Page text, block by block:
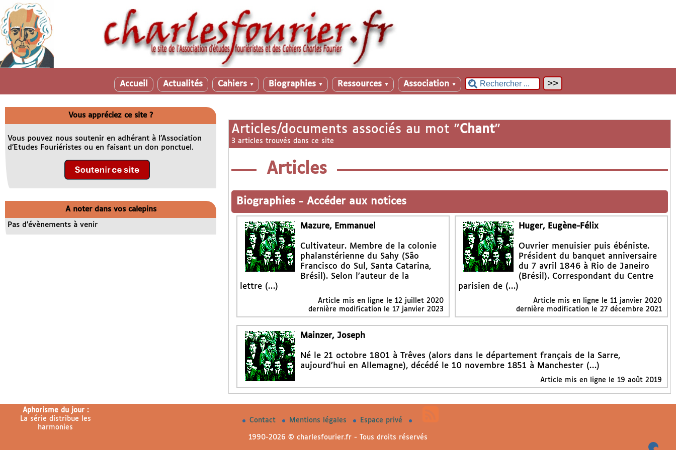
Accueil Actualités Cahiers ▼ Biographies ▼ Ressources ▼ Association ▼
Articles/documents associés au mot "Chant"
3 articles trouvés dans ce site
Articles
Biographies - Accéder aux notices
Mazure, Emmanuel
Cultivateur. Membre de la colonie
phalanstérienne du Sahy (São
Francisco do Sul, Santa Catarina,
Brésil). Selon l’auteur de la
lettre (…)
Article mis en ligne le 12 juillet 2020
dernière modification le 17 janvier 2023
Huger, Eugène-Félix
Ouvrier menuisier puis ébéniste.
Président du banquet anniversaire
du 7 avril 1846 à Rio de Janeiro
(Brésil). Correspondant du Centre
parisien de (…)
Article mis en ligne le11 janvier 2020
dernière modification le 27 décembre 2021
Mainzer, Joseph
Né le 21 octobre 1801 à Trêves (alors dans le département français de la Sarre,
aujourd’hui en Allemagne), décédé le 10 novembre 1851 à Manchester (…)
Article mis en ligne le 19 août 2019
Vous appréciez ce site ?
Vous pouvez nous soutenir en adhérant à l’Association
d’Etudes Fouriéristes ou en faisant un don ponctuel.
A noter dans vos calepins
Pas d’évènements à venir
Aphorisme du jour :
La série distribue les
harmonies
Contact Mentions légales Espace privé
1990-2026 © charlesfourier.fr - Tous droits réservés